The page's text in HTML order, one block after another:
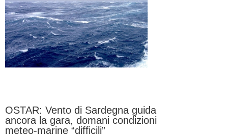
perfetta”
OSTAR: Vento di Sardegna guida
ancora la gara, domani condizioni
meteo-marine “difficili”